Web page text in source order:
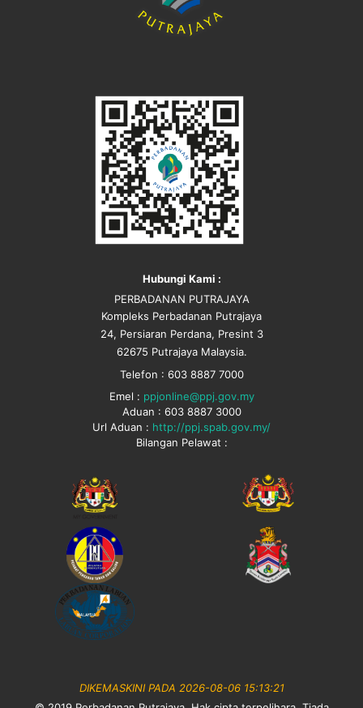
Hubungi Kami :
PERBADANAN PUTRAJAYA
Kompleks Perbadanan Putrajaya
24, Persiaran Perdana, Presint 3
62675 Putrajaya Malaysia.
Telefon : 603 8887 7000
Emel : ppjonline@ppj.gov.my
Aduan : 603 8887 3000
Url Aduan : http://ppj.spab.gov.my/
Bilangan Pelawat :
DIKEMASKINI PADA 2026-08-06 15:13:21